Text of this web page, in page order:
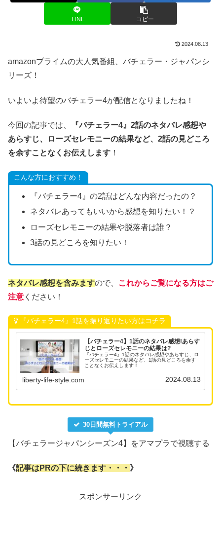
LINE コピー
2024.08.13
amazonプライムの大人気番組、バチェラー・ジャパンシ
リーズ！
いよいよ待望のバチェラー4が配信となりましたね！
今回の記事では、
『バチェラー4』2話のネタバレ感想や
あらすじ、ローズセレモニーの結果など、2話の見どころ
を余すことなくお伝えします ！
こんな方におすすめ！
『バチェラー4』の2話はどんな内容だったの？
ネタバレあってもいいから感想を知りたい！？
ローズセレモニーの結果や脱落者は誰？
3話の見どころを知りたい！
ネタバレ感想を含みますので、 これからご覧になる方はご
注意 ください！
『バチェラー4』1話を振り返りたい方はコチラ
【バチェラー4】1話のネタバレ感想!あらす
じとローズセレモニーの結果は?
『バチェラー4』1話のネタバレ感想やあらすじ、ロ
ーズセレモニーの結果など、1話の見どころを余す
ことなくお伝えします！
liberty-life-style.com 2024.08.13
30日間無料トライアル
【バチェラージャパンシーズン4】をアマプラで視聴する
《記事はPRの下に続きます・・・ 》
スポンサーリンク